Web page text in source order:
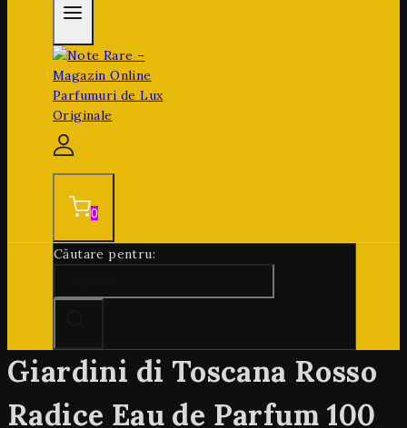
0
Căutare pentru:
Giardini di Toscana Rosso
Radice Eau de Parfum 100